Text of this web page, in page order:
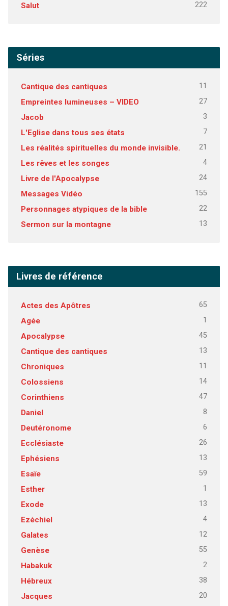
Salut 222
Séries
Cantique des cantiques 11
Empreintes lumineuses – VIDEO 27
Jacob 3
L'Eglise dans tous ses états 7
Les réalités spirituelles du monde invisible. 21
Les rêves et les songes 4
Livre de l'Apocalypse 24
Messages Vidéo 155
Personnages atypiques de la bible 22
Sermon sur la montagne 13
Livres de référence
Actes des Apôtres 65
Agée 1
Apocalypse 45
Cantique des cantiques 13
Chroniques 11
Colossiens 14
Corinthiens 47
Daniel 8
Deutéronome 6
Ecclésiaste 26
Ephésiens 13
Esaïe 59
Esther 1
Exode 13
Ezéchiel 4
Galates 12
Genèse 55
Habakuk 2
Hébreux 38
Jacques 20